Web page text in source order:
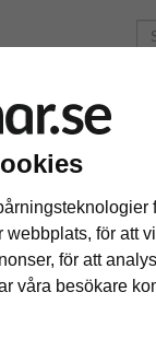
för att
för att
våra besökare
hur mycket du
med färgad kärna,